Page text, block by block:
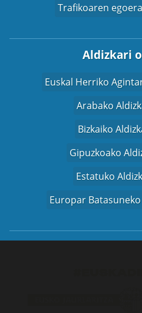
Trafikoaren egoera
Aldizkari
Euskal Herriko
Arabako
Bizkaiko
Gipuzkoako
Estatuko
Europar